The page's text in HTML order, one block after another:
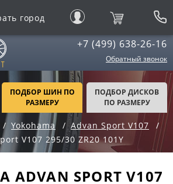
город
+7 (499) 638-26-16
Обратный звонок
ПОДБОР ШИН ПО
РАЗМЕРУ
ПОДБОР ДИСКОВ
ПО РАЗМЕРУ
Yokohama
Advan Sport V107
V107 295/30 ZR20 101Y
ADVAN SPORT V107